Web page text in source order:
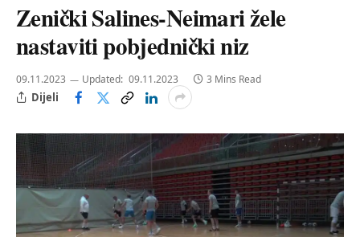
Zenički Salines-Neimari žele
nastaviti pobjednički niz
09.11.2023 Updated: 09.11.2023 3 Mins Read
Dijeli